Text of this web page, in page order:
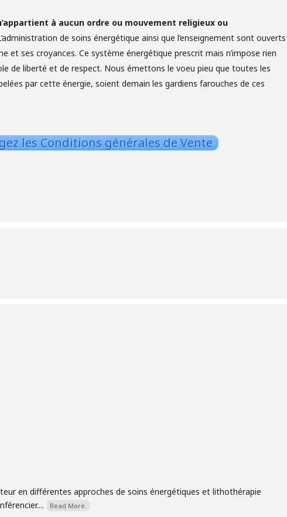
à aucun ordre ou mouvement religieux ou
de soins énergétique ainsi que l’enseignement sont ouverts
et ses croyances. Ce système énergétique prescrit mais n’impose rien
de liberté et de respect. Nous émettons le voeu pieu que toutes les
par cette énergie, soient demain les gardiens farouches de ces
les Conditions générales de Vente
en différentes approches de soins énergétiques et lithothérapie
Read More.